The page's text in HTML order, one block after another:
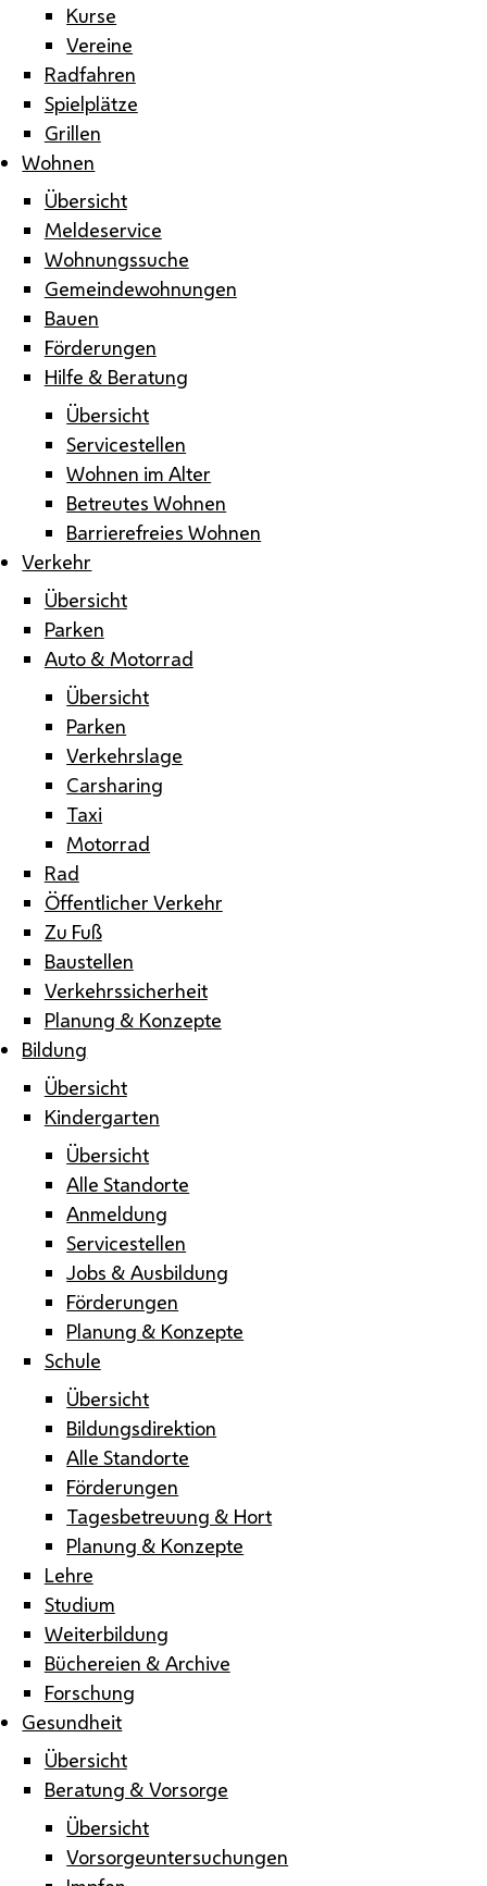
Kurse
Vereine
Radfahren
Spielplätze
Grillen
Wohnen
Übersicht
Meldeservice
Wohnungssuche
Gemeindewohnungen
Bauen
Förderungen
Hilfe & Beratung
Übersicht
Servicestellen
Wohnen im Alter
Betreutes Wohnen
Barrierefreies Wohnen
Verkehr
Übersicht
Parken
Auto & Motorrad
Übersicht
Parken
Verkehrslage
Carsharing
Taxi
Motorrad
Rad
Öffentlicher Verkehr
Zu Fuß
Baustellen
Verkehrssicherheit
Planung & Konzepte
Bildung
Übersicht
Kindergarten
Übersicht
Alle Standorte
Anmeldung
Servicestellen
Jobs & Ausbildung
Förderungen
Planung & Konzepte
Schule
Übersicht
Bildungsdirektion
Alle Standorte
Förderungen
Tagesbetreuung & Hort
Planung & Konzepte
Lehre
Studium
Weiterbildung
Büchereien & Archive
Forschung
Gesundheit
Übersicht
Beratung & Vorsorge
Übersicht
Vorsorgeuntersuchungen